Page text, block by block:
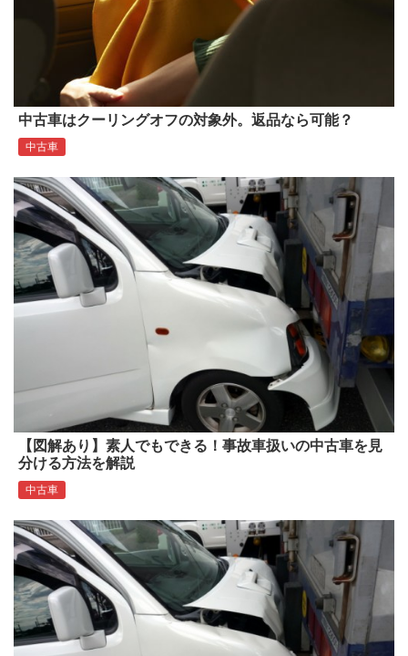
中古車はクーリングオフの対象外。返品なら可能？
中古車
【図解あり】素人でもできる！事故車扱いの中古車を見
分ける方法を解説
中古車